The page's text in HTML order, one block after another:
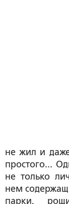
не жил и
простого...
не только
нем
парки,